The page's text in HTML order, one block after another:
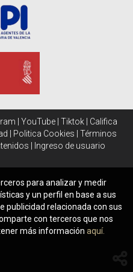
YouTube Tiktok
Califica
Politica Cookies
Términos
Ingreso de usuario
para analizar y medir
y un perfil en base a sus
publicidad relacionada con sus
con terceros que nos
más información aquí.